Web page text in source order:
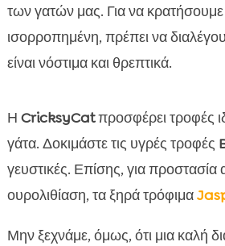
των γατών μας. Για να
ισορροπημένη, πρέπει να
είναι νόστιμα και θρεπτικά.
Η CricksyCatπροσφέρει τροφές
γάτα. Δοκιμάστε τις υγρές τροφές
γευστικές. Επίσης, για προστασία
ουρολιθίαση, τα ξηρά τρόφιμα
Μην ξεχνάμε, όμως, ότι μια καλή